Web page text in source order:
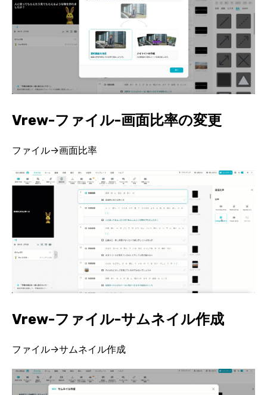
Vrew-ファイル-画面比率の変更
ファイル→画面比率
Vrew-ファイル-サムネイル作成
ファイル→サムネイル作成